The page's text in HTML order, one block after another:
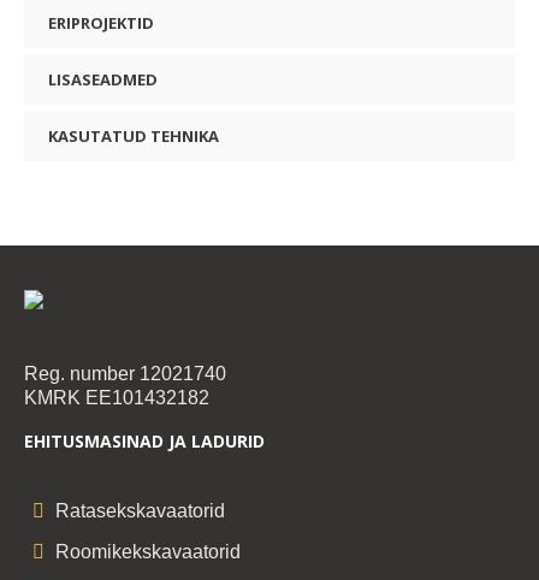
ERIPROJEKTID
LISASEADMED
KASUTATUD TEHNIKA
Reg. number 12021740
KMRK EE101432182
EHITUSMASINAD JA LADURID
Ratasekskavaatorid
Roomikekskavaatorid